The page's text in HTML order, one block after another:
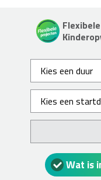
Wat is